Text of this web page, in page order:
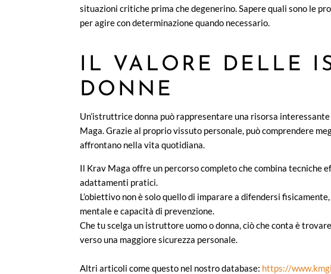
situazioni critiche prima che degenerino. Sapere quali sono le
per agire con determinazione quando necessario.
IL VALORE DELLE
DONNE
Un’istruttrice donna può rappresentare una risorsa
Maga. Grazie al proprio vissuto personale, può comprendere
affrontano nella vita quotidiana.
Il Krav Maga offre un percorso completo che combina tecniche
adattamenti pratici.
L’obiettivo non è solo quello di imparare a difendersi
mentale e capacità di prevenzione.
Che tu scelga un istruttore uomo o donna, ciò che conta è
verso una maggiore sicurezza personale.
Altri articoli come questo nel nostro database: https://